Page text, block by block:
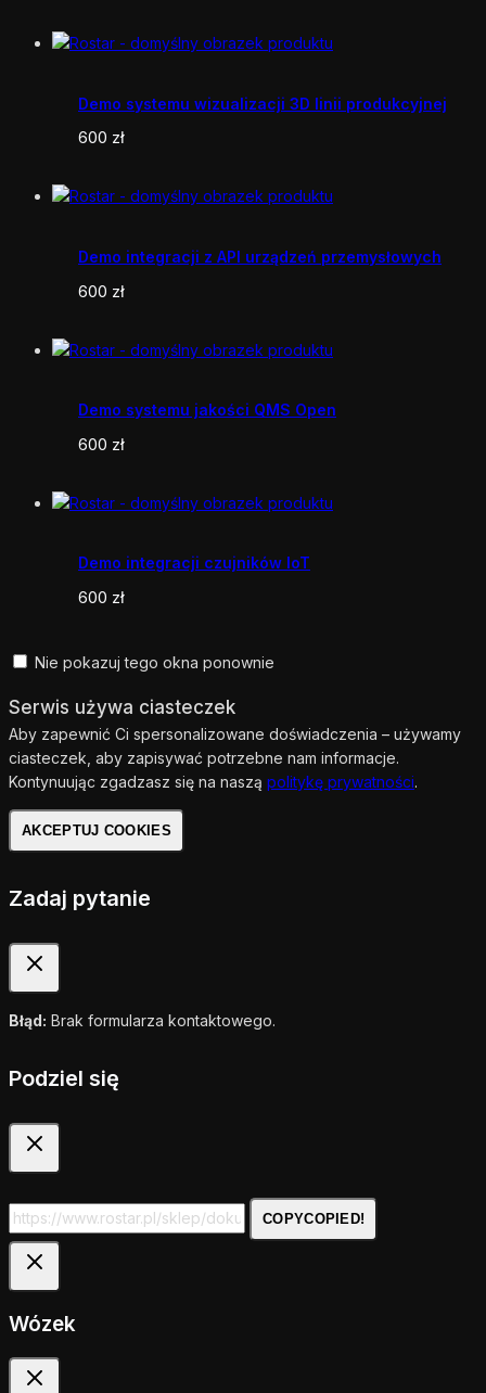
Demo systemu wizualizacji 3D linii produkcyjnej
600 zł
Demo integracji z API urządzeń przemysłowych
600 zł
Demo systemu jakości QMS Open
600 zł
Demo integracji czujników IoT
600 zł
Nie pokazuj tego okna ponownie
Serwis używa ciasteczek
Aby zapewnić Ci spersonalizowane doświadczenia – używamy
ciasteczek, aby zapisywać potrzebne nam informacje.
Kontynuując zgadzasz się na naszą politykę prywatności.
AKCEPTUJ COOKIES
Zadaj pytanie
Błąd: Brak formularza kontaktowego.
Podziel się
COPYCOPIED!
Wózek